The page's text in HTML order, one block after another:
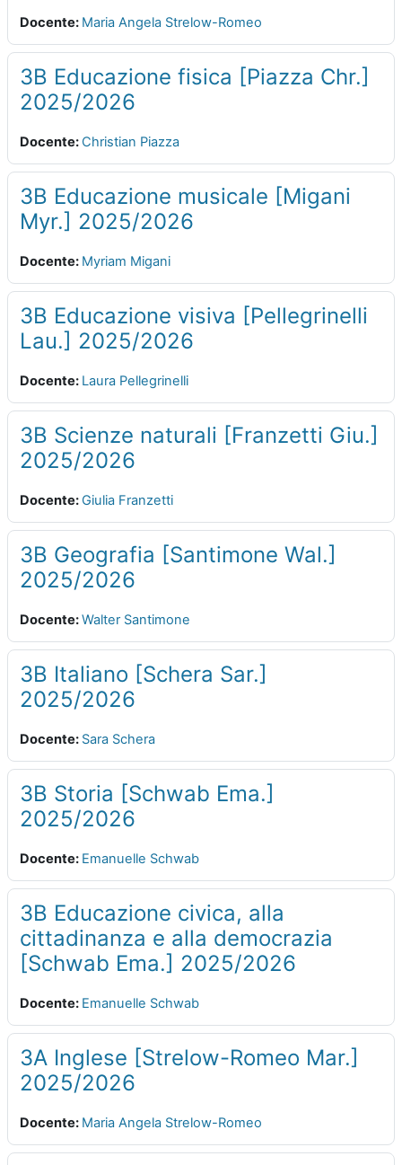
Docente: Maria Angela Strelow-Romeo
3B Educazione fisica [Piazza Chr.]
2025/2026
Docente: Christian Piazza
3B Educazione musicale [Migani
Myr.] 2025/2026
Docente: Myriam Migani
3B Educazione visiva [Pellegrinelli
Lau.] 2025/2026
Docente: Laura Pellegrinelli
3B Scienze naturali [Franzetti Giu.]
2025/2026
Docente: Giulia Franzetti
3B Geografia [Santimone Wal.]
2025/2026
Docente:Walter Santimone
3B Italiano [Schera Sar.]
2025/2026
Docente: Sara Schera
3B Storia [Schwab Ema.]
2025/2026
Docente: Emanuelle Schwab
3B Educazione civica, alla
cittadinanza e alla democrazia
[Schwab Ema.] 2025/2026
Docente: Emanuelle Schwab
3A Inglese [Strelow-Romeo Mar.]
2025/2026
Docente: Maria Angela Strelow-Romeo